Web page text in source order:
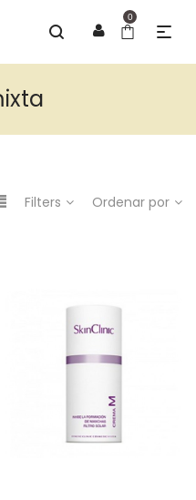
0
Filters Ordenar por